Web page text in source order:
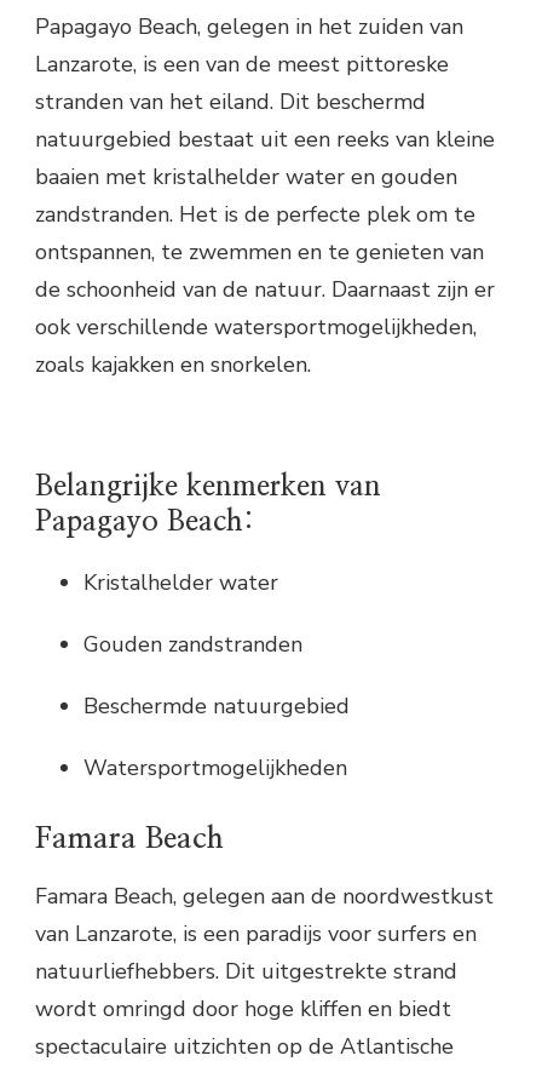
Papagayo Beach, gelegen in het zuiden van
Lanzarote, is een van de meest pittoreske
stranden van het eiland. Dit beschermd
natuurgebied bestaat uit een reeks van kleine
baaien met kristalhelder water en gouden
zandstranden. Het is de perfecte plek om te
ontspannen, te zwemmen en te genieten van
de schoonheid van de natuur. Daarnaast zijn er
ook verschillende watersportmogelijkheden,
zoals kajakken en snorkelen.
Belangrijke kenmerken van
Papagayo Beach:
Kristalhelder water
Gouden zandstranden
Beschermde natuurgebied
Watersportmogelijkheden
Famara Beach
Famara Beach, gelegen aan de noordwestkust
van Lanzarote, is een paradijs voor surfers en
natuurliefhebbers. Dit uitgestrekte strand
wordt omringd door hoge kliffen en biedt
spectaculaire uitzichten op de Atlantische